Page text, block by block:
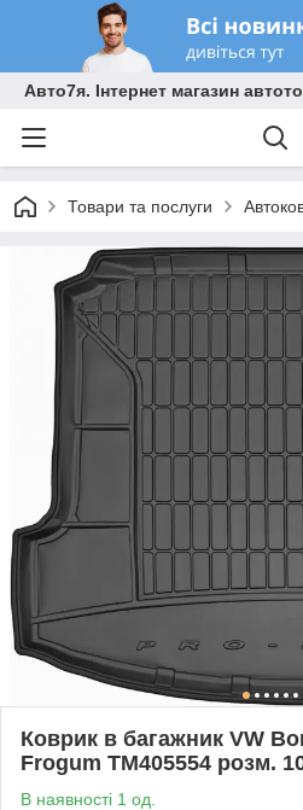
Авто7я. Інтернет магазин
Товари та послуги
Коврик в багажник VW
Frogum TM405554 розм.
В наявності 1 од.